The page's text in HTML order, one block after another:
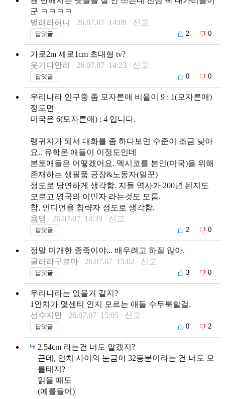
군 ㅋㅋㅋㅋ
벌려라허니
26.07.07 14:09 신고
답댓글 2 0
가로2m 세로1cm 초대형 tv?
웃기다안리
26.07.07 14:23 신고
답댓글 0 0
우리나라 인구중 좀 모자른애 비율이 9 : 1(모자른애)
정도면
미국은 6(모자른애) : 4 입니다.
랭귀지가 되서 대화를 좀 하다보면 수준이 조금 낮아
요.. 유학온 애들이 이정도인데
본토애들은 어떻겠어요. 멕시코를 본인(미국)을 위해
존재하는 생필품 공장&노동자(일꾼)
정도로 당연하게 생각함. 지들 역사가 200년 된지도
모르고 영국의 이민자 라는것도 모름.
참, 인디언을 침략자 정도로 생각함.
윰댕
26.07.07 14:39 신고
답댓글 2 0
정말 미개한 종족이야... 배우려고 하질 않아.
굴러라구르마
26.07.07 15:02 신고
답댓글 3 0
우리나라는 없을거 같지?
1인치가 몇센티 인지 모르는 애들 수두룩할걸.
선수지만
26.07.07 15:05 신고
답댓글 0 2
2.54cm 라는건 너도 알겠지?
근데, 인치 사이의 눈금이 32등분이라는 건 너도 모
를테지?
읽을 때도
(예를들어)